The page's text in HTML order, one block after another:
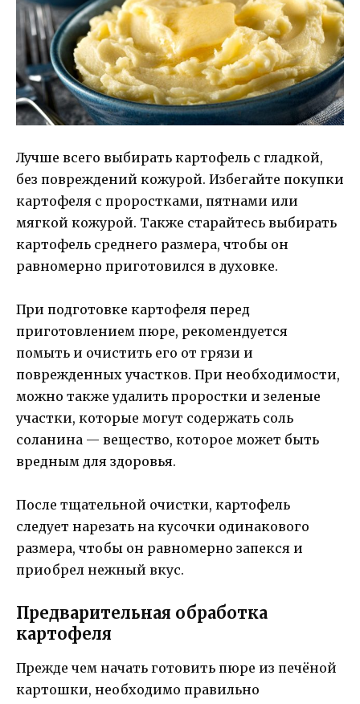
Лучше всего выбирать картофель с гладкой,
без повреждений кожурой. Избегайте покупки
картофеля с проростками, пятнами или
мягкой кожурой. Также старайтесь выбирать
картофель среднего размера, чтобы он
равномерно приготовился в духовке.
При подготовке картофеля перед
приготовлением пюре, рекомендуется
помыть и очистить его от грязи и
поврежденных участков. При необходимости,
можно также удалить проростки и зеленые
участки, которые могут содержать соль
соланина — вещество, которое может быть
вредным для здоровья.
После тщательной очистки, картофель
следует нарезать на кусочки одинакового
размера, чтобы он равномерно запекся и
приобрел нежный вкус.
Предварительная обработка
картофеля
Прежде чем начать готовить пюре из печёной
картошки, необходимо правильно